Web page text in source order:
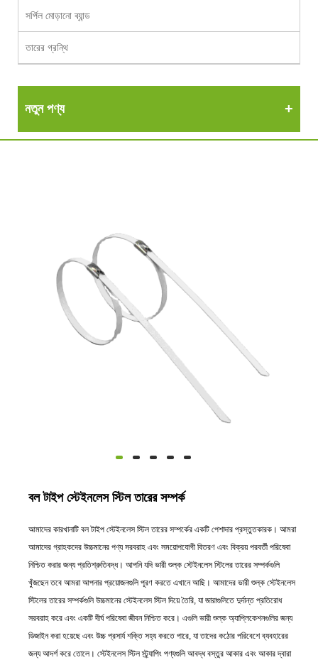
সর্পিল মোড়ানো ব্যান্ড
তারের গ্রন্থি
নতুন পণ্য
বল টাইপ স্টেইনলেস স্টিল তারের সম্পর্ক
আমাদের কারখানাটি বল টাইপ স্টেইনলেস স্টিল তারের সম্পর্কের একটি পেশাদার প্রস্তুতকারক। আমরা
আমাদের গ্রাহকদের উচ্চমানের পণ্য সরবরাহ এবং সময়োপযোগী বিতরণ এবং বিক্রয় পরবর্তী পরিষেবা
নিশ্চিত করার জন্য প্রতিশ্রুতিবদ্ধ। আপনি যদি ভারী শুল্ক স্টেইনলেস স্টিলের তারের সম্পর্কগুলি
খুঁজছেন তবে আমরা আপনার প্রয়োজনগুলি পূরণ করতে এখানে আছি। আমাদের ভারী শুল্ক স্টেইনলেস
স্টিলের তারের সম্পর্কগুলি উচ্চমানের স্টেইনলেস স্টিল দিয়ে তৈরি, যা জারাগুলিতে দুর্দান্ত প্রতিরোধ
সরবরাহ করে এবং একটি দীর্ঘ পরিষেবা জীবন নিশ্চিত করে। এগুলি ভারী শুল্ক অ্যাপ্লিকেশনগুলির জন্য
ডিজাইন করা হয়েছে এবং উচ্চ প্রসার্য শক্তি সহ্য করতে পারে, যা তাদের কঠোর পরিবেশে ব্যবহারের
জন্য আদর্শ করে তোলে। স্টেইনলেস স্টিল স্ট্র্যাপিং পণ্যগুলি আবদ্ধ বস্তুর আকার এবং আকার দ্বারা